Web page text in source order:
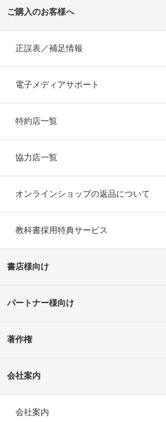
ご購入のお客様へ
正誤表／補足情報
電子メディアサポート
特約店一覧
協力店一覧
オンラインショップの返品について
教科書採用特典サービス
書店様向け
パートナー様向け
著作権
会社案内
会社案内